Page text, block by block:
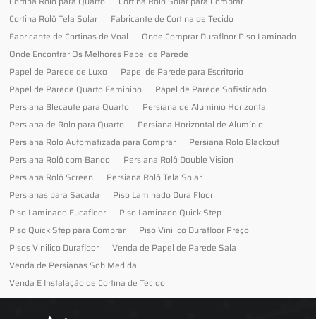
Cortina Rolô Tela Solar
Fabricante de Cortina de Tecido
Fabricante de Cortinas de Voal
Onde Comprar Durafloor Piso Laminado
Onde Encontrar Os Melhores Papel de Parede
Papel de Parede de Luxo
Papel de Parede para Escritorio
Papel de Parede Quarto Feminino
Papel de Parede Sofisticado
Persiana Blecaute para Quarto
Persiana de Alumínio Horizontal
Persiana de Rolo para Quarto
Persiana Horizontal de Alumínio
Persiana Rolo Automatizada para Comprar
Persiana Rolo Blackout
Persiana Rolô com Bando
Persiana Rolô Double Vision
Persiana Rolô Screen
Persiana Rolô Tela Solar
Persianas para Sacada
Piso Laminado Dura Floor
Piso Laminado Eucafloor
Piso Laminado Quick Step
Piso Quick Step para Comprar
Piso Vinilico Durafloor Preço
Pisos Vinilico Durafloor
Venda de Papel de Parede Sala
Venda de Persianas Sob Medida
Venda E Instalação de Cortina de Tecido